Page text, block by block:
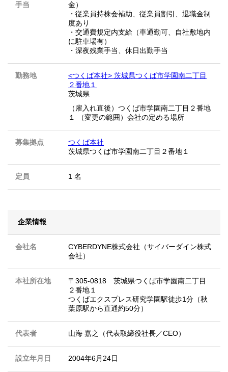
手当
金）
・従業員持株会補助、従業員割引、退職金制
度あり
・交通費規定内支給（車通勤可、自社敷地内
に駐車場有）
・深夜残業手当、休日出勤手当
勤務地
<つくば本社> 茨城県つくば市学園南二丁目
２番地１
茨城県
（雇入れ直後）つくば市学園南二丁目２番地
１ （変更の範囲）会社の定める場所
募集拠点
つくば本社
茨城県つくば市学園南二丁目２番地１
定員 1 名
企業情報
会社名
CYBERDYNE株式会社（サイバーダイン株式
会社）
本社所在地
〒305-0818 茨城県つくば市学園南二丁目
２番地１
つくばエクスプレス研究学園駅徒歩1分（秋
葉原駅から直通約50分）
代表者 山海 嘉之（代表取締役社長／CEO）
設立年月日 2004年6月24日